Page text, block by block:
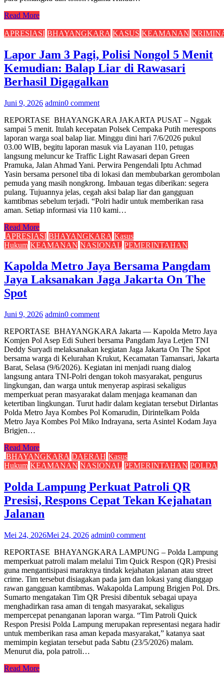
Read More
APRESIASI BHAYANGKARA KASUS KEAMANAN
Lapor Jam 3 Pagi, Polisi Nongol 5 Menit
Kemudian: Balap Liar di Rawasari
Berhasil Digagalkan
Juni 9, 2026 admin0 comment
REPORTASE BHAYANGKARA JAKARTA PUSAT – Nggak
sampai 5 menit. Itulah kecepatan Polsek Cempaka Putih merespons
laporan warga soal balap liar. Minggu dini hari 7/6/2026 pukul
03.00 WIB, begitu laporan masuk via Layanan 110, petugas
langsung meluncur ke Traffic Light Rawasari depan Green
Pramuka, Jalan Ahmad Yani. Perwira Pengendali Iptu Achmad
Yasin bersama personel tiba di lokasi dan membubarkan gerombolan
pemuda yang masih nongkrong. Imbauan tegas diberikan: segera
pulang. Tujuannya jelas, cegah aksi balap liar dan gangguan
kamtibmas sebelum terjadi. “Polri hadir untuk memberikan rasa
aman. Setiap informasi via 110 kami…
Read More
APRESIASI BHAYANGKARA Kasus
Hukum KEAMANAN NASIONAL PEMERINTAHAN
Kapolda Metro Jaya Bersama Pangdam
Jaya Laksanakan Jaga Jakarta On The
Spot
Juni 9, 2026 admin0 comment
REPORTASE BHAYANGKARA Jakarta — Kapolda Metro Jaya
Komjen Pol Asep Edi Suheri bersama Pangdam Jaya Letjen TNI
Deddy Suryadi melaksanakan kegiatan Jaga Jakarta On The Spot
bersama warga di Kelurahan Krukut, Kecamatan Tamansari, Jakarta
Barat, Selasa (9/6/2026). Kegiatan ini menjadi ruang dialog
langsung antara TNI-Polri dengan tokoh masyarakat, pengurus
lingkungan, dan warga untuk menyerap aspirasi sekaligus
memperkuat peran masyarakat dalam menjaga keamanan dan
ketertiban lingkungan. Turut hadir dalam kegiatan tersebut Dirlantas
Polda Metro Jaya Kombes Pol Komarudin, Dirintelkam Polda
Metro Jaya Kombes Pol Miko Indrayana, serta Asintel Kodam Jaya
Brigjen…
Read More
BHAYANGKARA DAERAH Kasus
Hukum KEAMANAN NASIONAL PEMERINTAHAN POLDA
Polda Lampung Perkuat Patroli QR
Presisi, Respons Cepat Tekan Kejahatan
Jalanan
Mei 24, 2026Mei 24, 2026 admin0 comment
REPORTASE BHAYANGKARA LAMPUNG – Polda Lampung
memperkuat patroli malam melalui Tim Quick Respon (QR) Presisi
guna mengantisipasi maraknya tindak kejahatan jalanan atau street
crime. Tim tersebut disiagakan pada jam dan lokasi yang dianggap
rawan gangguan kamtibmas. Wakapolda Lampung Brigjen Pol. Drs.
Sumarto mengatakan Tim QR Presisi dibentuk sebagai upaya
menghadirkan rasa aman di tengah masyarakat, sekaligus
mempercepat penanganan laporan warga. “Tim Patroli Quick
Respon Presisi Polda Lampung merupakan representasi negara hadir
untuk memberikan rasa aman kepada masyarakat,” katanya saat
memimpin kegiatan tersebut pada Sabtu (23/5/2026) malam.
Menurut dia, pola patroli…
Read More